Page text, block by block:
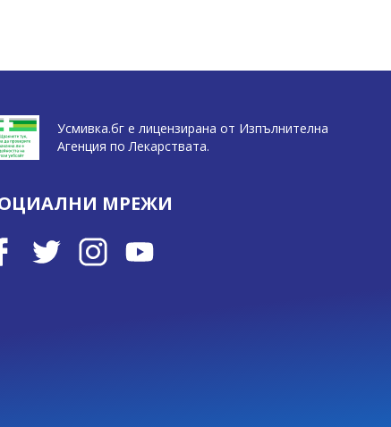
Усмивка.бг е лицензирана от Изпълнителна
Агенция по Лекарствата.
МРЕЖИ